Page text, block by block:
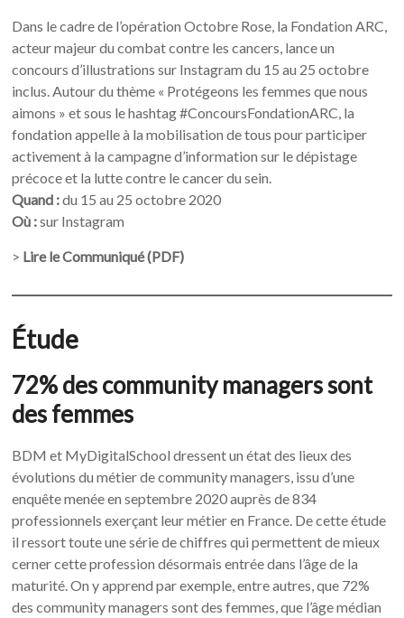
Dans le cadre de l’opération Octobre Rose, la Fondation ARC,
acteur majeur du combat contre les cancers, lance un
concours d’illustrations sur Instagram du 15 au 25 octobre
inclus. Autour du thème « Protégeons les femmes que nous
aimons » et sous le hashtag #ConcoursFondationARC, la
fondation appelle à la mobilisation de tous pour participer
activement à la campagne d’information sur le dépistage
précoce et la lutte contre le cancer du sein.
Quand :du 15 au 25 octobre 2020
Où :sur Instagram
> Lire le Communiqué (PDF)
Étude
72% des community managers sont
des femmes
BDM et MyDigitalSchool dressent un état des lieux des
évolutions du métier de community managers, issu d’une
enquête menée en septembre 2020 auprès de 834
professionnels exerçant leur métier en France. De cette étude
il ressort toute une série de chiffres qui permettent de mieux
cerner cette profession désormais entrée dans l’âge de la
maturité. On y apprend par exemple, entre autres, que 72%
des community managers sont des femmes, que l’âge médian